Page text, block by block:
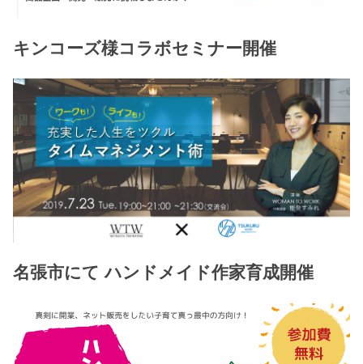
キンコーズ様コラボセミナー開催
名張市にて ハンドメイド作家育成開催